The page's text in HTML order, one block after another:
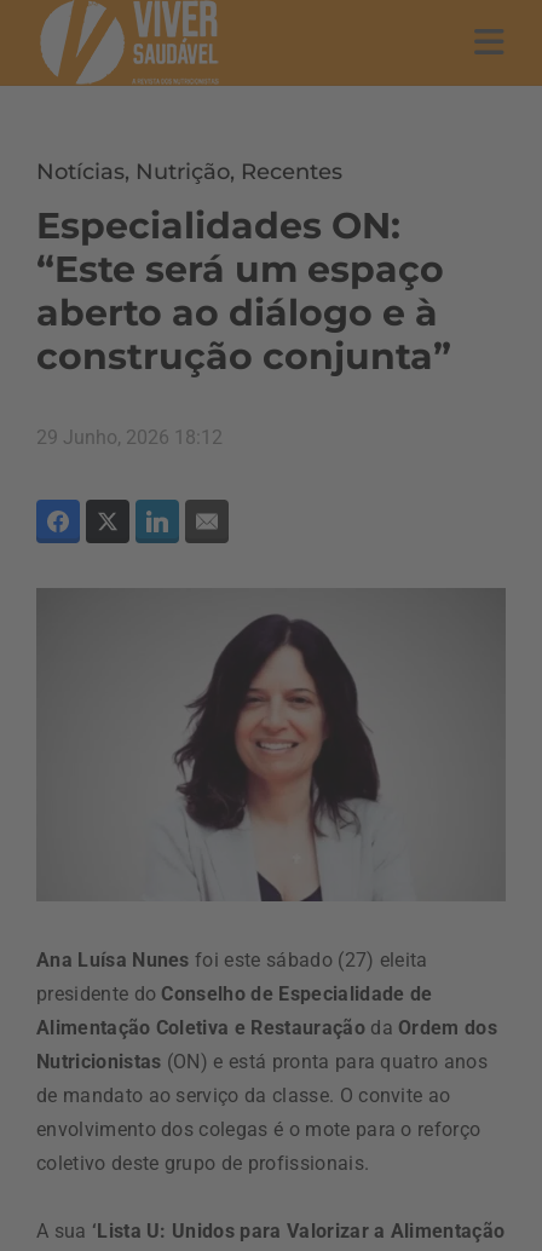
Notícias, Nutrição, Recentes
Especialidades ON:
“Este será um espaço
aberto ao diálogo e à
construção conjunta”
29 Junho, 2026 18:12
Ana Luísa Nunes foi este sábado (27) eleita
presidente do Conselho de Especialidade de
Alimentação Coletiva e Restauraçãoda Ordem dos
Nutricionistas (ON) e está pronta para quatro anos
de mandato ao serviço da classe. O convite ao
envolvimento dos colegas é o mote para o reforço
coletivo deste grupo de profissionais.
A sua ‘Lista U: Unidos para Valorizar a Alimentação